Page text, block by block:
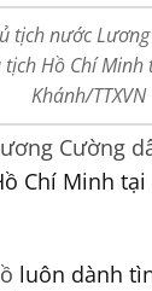
tịch nước
Hồ Chí Minh
Khánh/TTXVN
Cường
Chí Minh
luôn dành